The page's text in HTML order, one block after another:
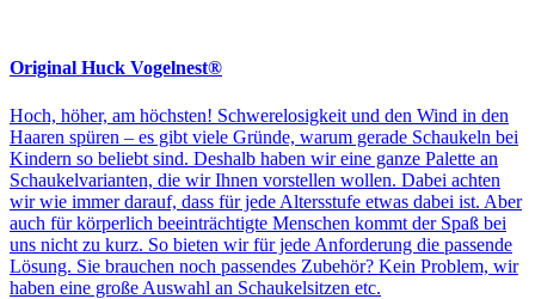
Original Huck Vogelnest®
Hoch, höher, am höchsten! Schwerelosigkeit und den Wind in den
Haaren spüren – es gibt viele Gründe, warum gerade Schaukeln bei
Kindern so beliebt sind. Deshalb haben wir eine ganze Palette an
Schaukelvarianten, die wir Ihnen vorstellen wollen. Dabei achten
wir wie immer darauf, dass für jede Altersstufe etwas dabei ist. Aber
auch für körperlich beeinträchtigte Menschen kommt der Spaß bei
uns nicht zu kurz. So bieten wir für jede Anforderung die passende
Lösung. Sie brauchen noch passendes Zubehör? Kein Problem, wir
haben eine große Auswahl an Schaukelsitzen etc.